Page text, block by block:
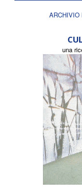
ARCHIVIO
una